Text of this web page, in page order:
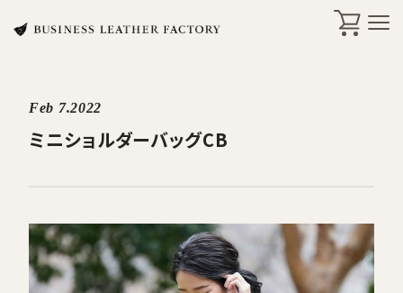
search
オリジナル刻印・ギフト
Feb 7.2022
ミニショルダーバッグCB